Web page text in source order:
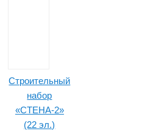
Строительный
набор
«СТЕНА-2»
(22 эл.)